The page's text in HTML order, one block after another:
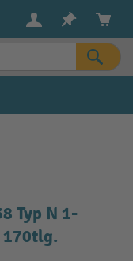
Typ N 1-
170tlg.